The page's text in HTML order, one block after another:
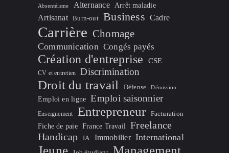
Absentéisme Alternance Arrêt maladie
Artisanat Burn-out Business Cadre
Carrière Chomage
Communication Congés payés
Création d'entreprise CSE
CV et entretien Discrimination
Droit du travail Défense Démission
Emploi en ligne Emploi saisonnier
Enseignement Entrepreneur Facturation
Fiche de paie France Travail Freelance
Handicap
IA Immobilier International